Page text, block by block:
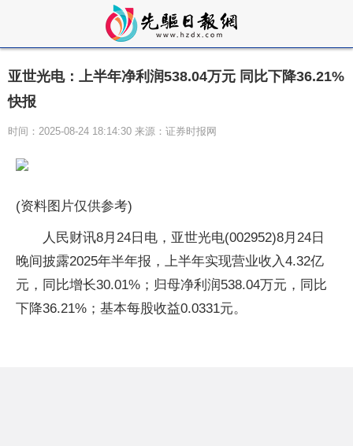
亚世光电：上半年净利润538.04万元 同比下降36.21%
快报
时间：2025-08-24 18:14:30 来源：证券时报网
(资料图片仅供参考)
人民财讯8月24日电，亚世光电(002952)8月24日
晚间披露2025年半年报，上半年实现营业收入4.32亿
元，同比增长30.01%；归母净利润538.04万元，同比
下降36.21%；基本每股收益0.0331元。